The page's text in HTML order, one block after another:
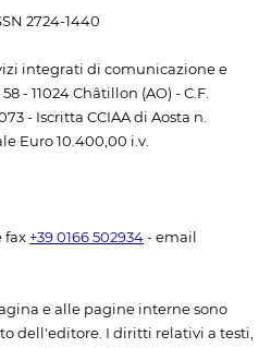
2724-1440
integrati di comunicazione e
- 11024 Châtillon (AO) - C.F.
- Iscritta CCIAA di Aosta n.
Euro 10.400,00 i.v.
fax +39 0166 502934 - email
e alle pagine interne sono
dell'editore. I diritti relativi a testi,